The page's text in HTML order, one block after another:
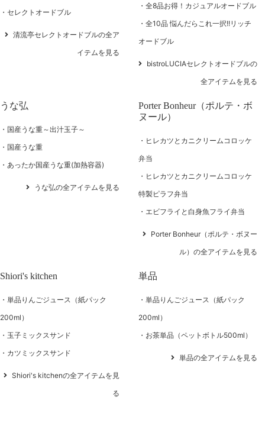
セレクトオードブル
清流亭セレクトオードブルの全ア
イテムを見る
全8品お得！カジュアルオードブル
全10品 悩んだらこれ一択!!リッチ
オードブル
bistroLUCIAセレクトオードブルの
全アイテムを見る
うな弘
国産うな重～出汁玉子～
国産うな重
あったか国産うな重(加熱容器)
うな弘の全アイテムを見る
Porter Bonheur（ポルテ・ボ
ヌール）
ヒレカツとカニクリームコロッケ
弁当
ヒレカツとカニクリームコロッケ
特製ピラフ弁当
エビフライと白身魚フライ弁当
Porter Bonheur（ポルテ・ボヌー
ル）の全アイテムを見る
Shiori's kitchen
単品りんごジュース（紙パック
200ml）
玉子ミックスサンド
カツミックスサンド
Shiori's kitchenの全アイテムを見
る
単品
単品りんごジュース（紙パック
200ml）
お茶単品（ペットボトル500ml）
単品の全アイテムを見る